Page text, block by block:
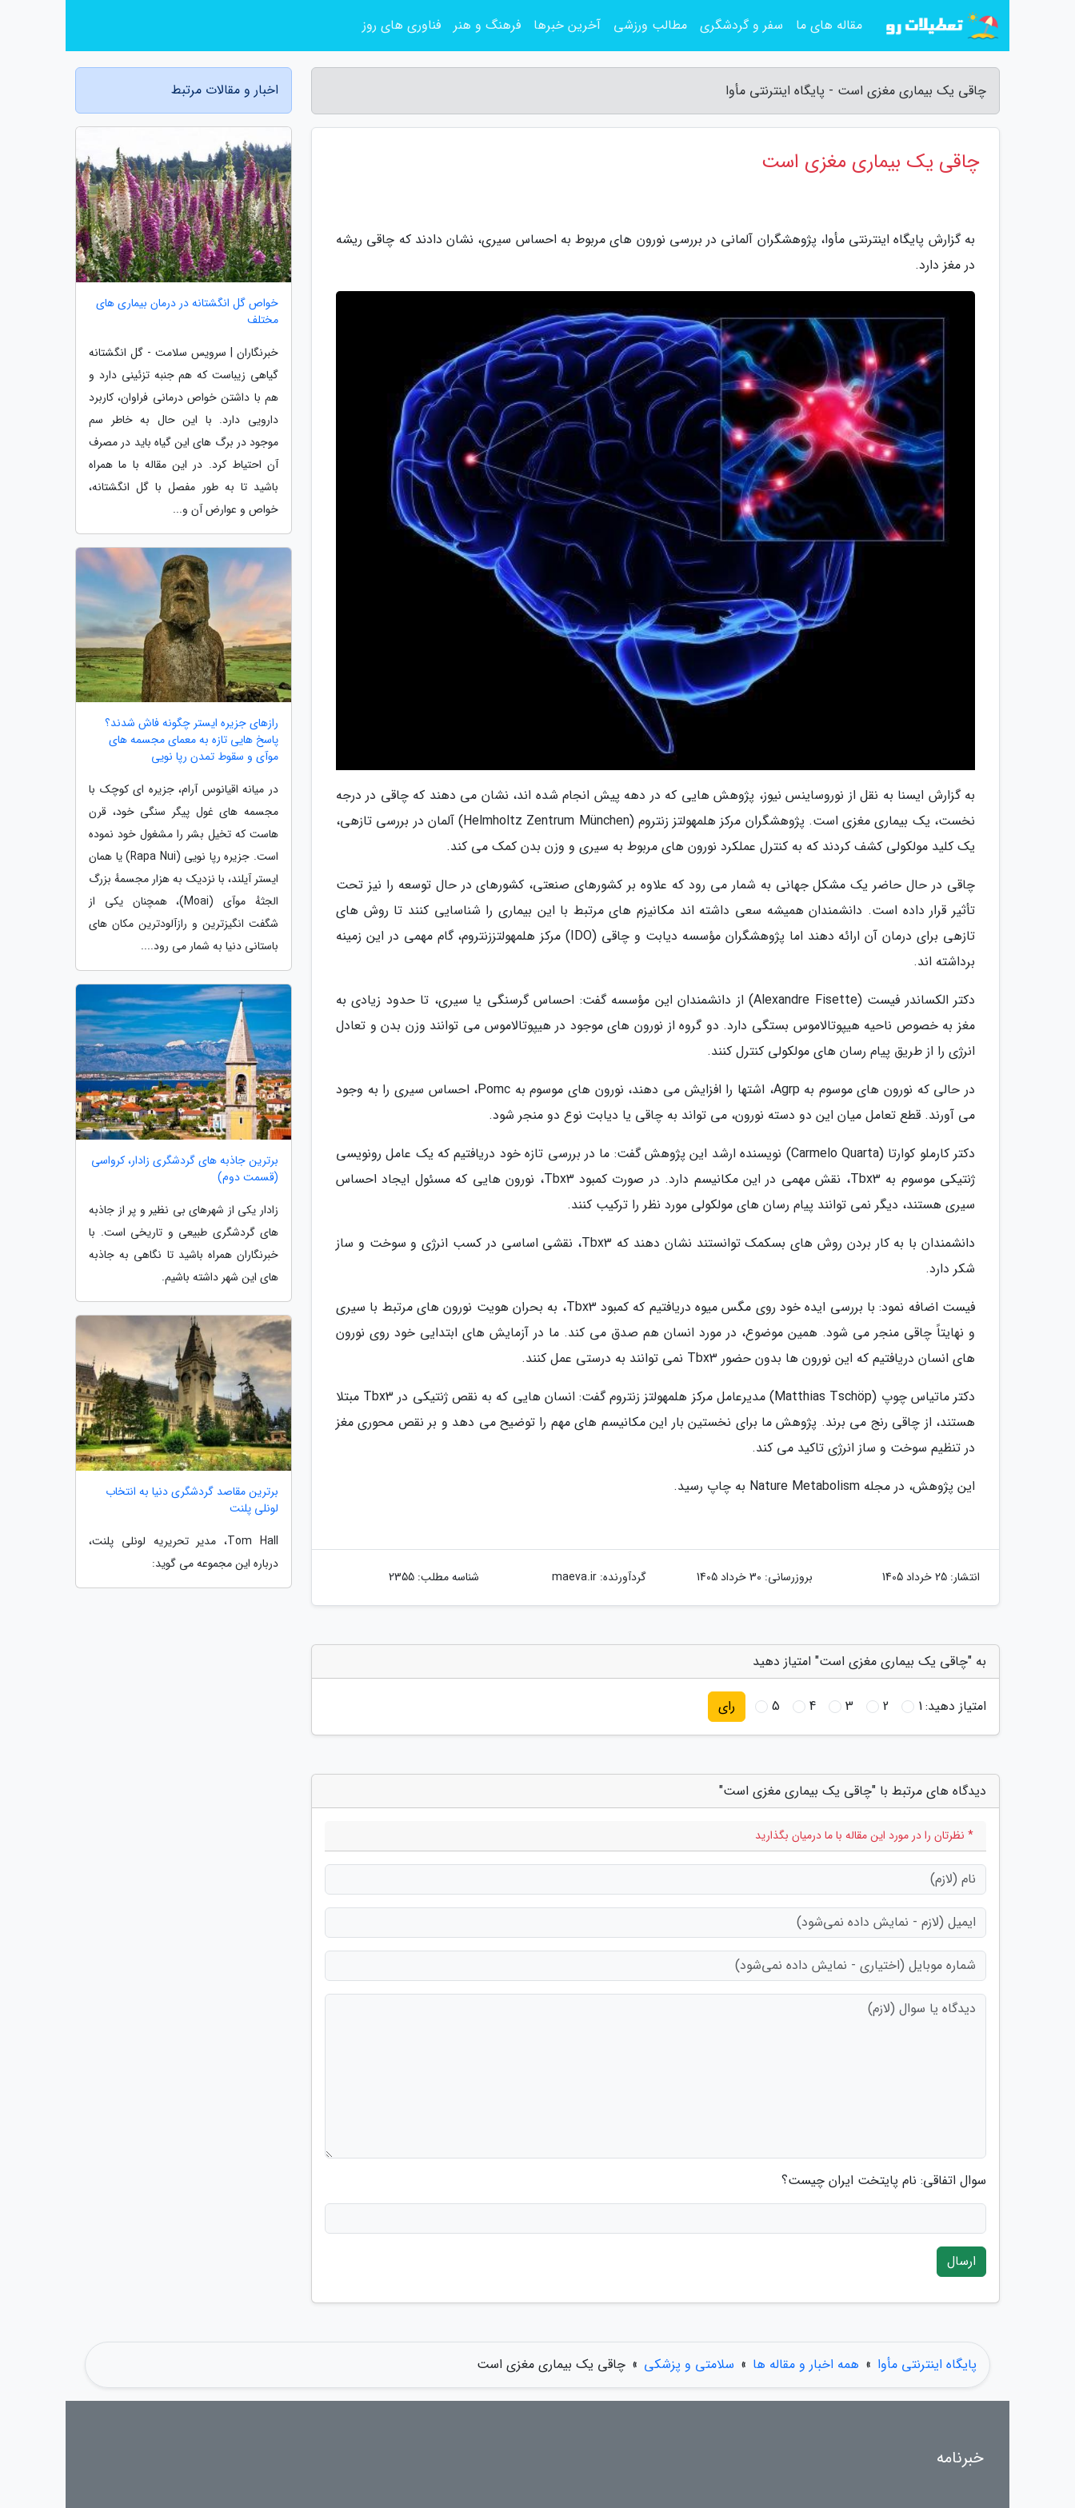
چاقی یک بیماری مغزی است - پایگاه اینترنتی مأوا
چاقی یک بیماری مغزی است
به گزارش پایگاه اینترنتی مأوا، پژوهشگران آلمانی در بررسی نورون های مربوط به احساس سیری، نشان دادند که چاقی ریشه
در مغز دارد.
به گزارش ایسنا به نقل از نوروساینس نیوز، پژوهش هایی که در دهه پیش انجام شده اند، نشان می دهند که چاقی در درجه
نخست، یک بیماری مغزی است. پژوهشگران مرکز هلمهولتز زنتروم (Helmholtz Zentrum München) آلمان در بررسی تازهی،
یک کلید مولکولی کشف کردند که به کنترل عملکرد نورون های مربوط به سیری و وزن بدن کمک می کند.
چاقی در حال حاضر یک مشکل جهانی به شمار می رود که علاوه بر کشورهای صنعتی، کشورهای در حال توسعه را نیز تحت
تأثیر قرار داده است. دانشمندان همیشه سعی داشته اند مکانیزم های مرتبط با این بیماری را شناسایی کنند تا روش های
تازهی برای درمان آن ارائه دهند اما پژوهشگران مؤسسه دیابت و چاقی (IDO) مرکز هلمهولتززنتروم، گام مهمی در این زمینه
برداشته اند.
دکتر الکساندر فیست (Alexandre Fisette) از دانشمندان این مؤسسه گفت: احساس گرسنگی یا سیری، تا حدود زیادی به
مغز به خصوص ناحیه هیپوتالاموس بستگی دارد. دو گروه از نورون های موجود در هیپوتالاموس می توانند وزن بدن و تعادل
انرژی را از طریق پیام رسان های مولکولی کنترل کنند.
در حالی که نورون های موسوم به Agrp، اشتها را افزایش می دهند، نورون های موسوم به Pomc، احساس سیری را به وجود
می آورند. قطع تعامل میان این دو دسته نورون، می تواند به چاقی یا دیابت نوع دو منجر شود.
دکتر کارملو کوارتا (Carmelo Quarta) نویسنده ارشد این پژوهش گفت: ما در بررسی تازه خود دریافتیم که یک عامل رونویسی
ژنتیکی موسوم به Tbx3، نقش مهمی در این مکانیسم دارد. در صورت کمبود Tbx3، نورون هایی که مسئول ایجاد احساس
سیری هستند، دیگر نمی توانند پیام رسان های مولکولی مورد نظر را ترکیب کنند.
دانشمندان با به کار بردن روش های بسکمک توانستند نشان دهند که Tbx3، نقشی اساسی در کسب انرژی و سوخت و ساز
شکر دارد.
فیست اضافه نمود: با بررسی ایده خود روی مگس میوه دریافتیم که کمبود Tbx3، به بحران هویت نورون های مرتبط با سیری
و نهایتاً چاقی منجر می شود. همین موضوع، در مورد انسان هم صدق می کند. ما در آزمایش های ابتدایی خود روی نورون
های انسان دریافتیم که این نورون ها بدون حضور Tbx3 نمی توانند به درستی عمل کنند.
دکتر ماتیاس چوپ (Matthias Tschöp) مدیرعامل مرکز هلمهولتز زنتروم گفت: انسان هایی که به نقص ژنتیکی در Tbx3 مبتلا
هستند، از چاقی رنج می برند. پژوهش ما برای نخستین بار این مکانیسم های مهم را توضیح می دهد و بر نقص محوری مغز
در تنظیم سوخت و ساز انرژی تاکید می کند.
این پژوهش، در مجله Nature Metabolism به چاپ رسید.
انتشار: 25 خرداد 1405 بروزرسانی: 30 خرداد 1405 گردآورنده:maeva.ir شناسه مطلب: 2355
به "چاقی یک بیماری مغزی است" امتیاز دهید
امتیاز دهید:1
2
3
4
5 رای
دیدگاه های مرتبط با "چاقی یک بیماری مغزی است"
* نظرتان را در مورد این مقاله با ما درمیان بگذارید
سوال اتفاقی: نام پایتخت ایران چیست؟
ارسال
اخبار و مقالات مرتبط
خواص گل انگشتانه در درمان بیماری های
مختلف
خبرنگاران | سرویس سلامت - گل انگشتانه
گیاهی زیباست که هم جنبه تزئینی دارد و
هم با داشتن خواص درمانی فراوان، کاربرد
دارویی دارد. با این حال به خاطر سم
موجود در برگ های این گیاه باید در مصرف
آن احتیاط کرد. در این مقاله با ما همراه
باشید تا به طور مفصل با گل انگشتانه،
خواص و عوارض آن و...
رازهای جزیره ایستر چگونه فاش شدند؟
پاسخ هایی تازه به معمای مجسمه های
موآی و سقوط تمدن رپا نویی
در میانه اقیانوس آرام، جزیره ای کوچک با
مجسمه های غول پیگر سنگی خود، قرن
هاست که تخیل بشر را مشغول خود نموده
است. جزیره رپا نویی (Rapa Nui) یا همان
ایستر آیلند، با نزدیک به هزار مجسمهٔ بزرگ
الجثهٔ موآی (Moai)، همچنان یکی از
شگفت انگیزترین و رازآلودترین مکان های
باستانی دنیا به شمار می رود....
برترین جاذبه های گردشگری زادار، کرواسی
(قسمت دوم)
زادار یکی از شهرهای بی نظیر و پر از جاذبه
های گردشگری طبیعی و تاریخی است. با
خبرنگاران همراه باشید تا نگاهی به جاذبه
های این شهر داشته باشیم.
برترین مقاصد گردشگری دنیا به انتخاب
لونلی پلنت
Tom Hall، مدیر تحریریه لونلی پلنت،
درباره این مجموعه می گوید:
پایگاه اینترنتی مأوا » همه اخبار و مقاله ها » سلامتی و پزشکی » چاقی یک بیماری مغزی است
مقاله های ما سفر و گردشگری مطالب ورزشی آخرین خبرها فرهنگ و هنر فناوری های روز
خبرنامه